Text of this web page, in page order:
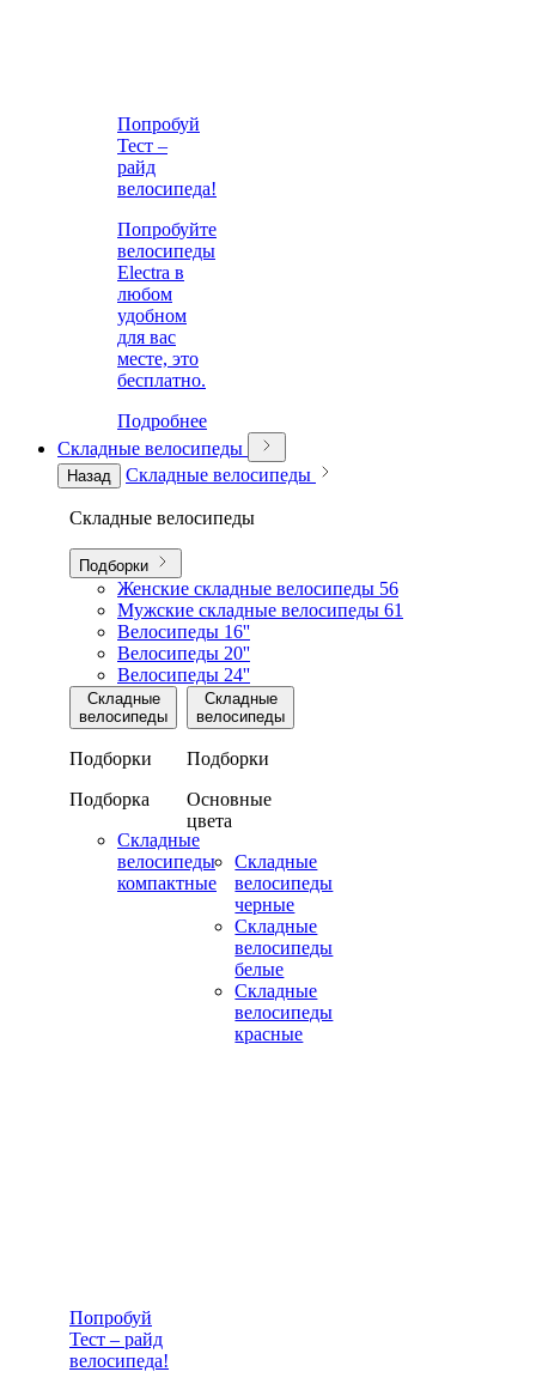
Попробуй
Тест –
райд
велосипеда!
Попробуйте
велосипеды
Electra в
любом
удобном
для вас
месте, это
бесплатно.
Подробнее
Складные велосипеды
Назад Складные велосипеды
Складные велосипеды
Подборки
Женские складные велосипеды 56
Мужские складные велосипеды 61
Велосипеды 16''
Велосипеды 20''
Велосипеды 24''
Складные
велосипеды
Подборки
Подборка
Складные
велосипеды
компактные
Складные
велосипеды
Подборки
Основные
цвета
Складные
велосипеды
черные
Складные
велосипеды
белые
Складные
велосипеды
красные
Попробуй
Тест – райд
велосипеда!